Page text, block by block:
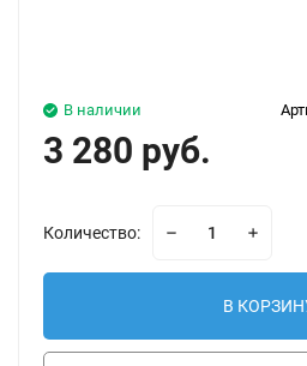
В наличии
3 280 руб.
Количество:
В